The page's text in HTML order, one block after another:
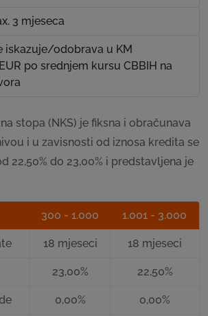
3 mjeseca
iskazuje/odobrava u KM
po srednjem kursu CBBIH na
stopa (NKS) je fiksna i obračunava
i u zavisnosti od iznosa kredita se
22,50% do 23,00% i predstavljena je
300 - 1.000 1.001 - 3.000
18 mjeseci 18 mjeseci
23,00% 22,50%
0,00% 0,00%